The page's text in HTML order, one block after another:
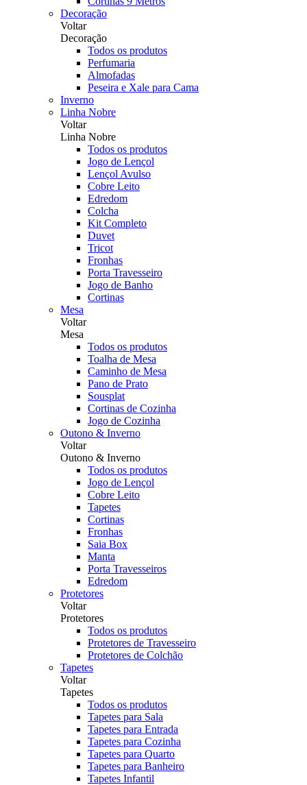
Decoração
Voltar
Decoração
Todos os produtos
Perfumaria
Almofadas
Peseira e Xale para Cama
Inverno
Linha Nobre
Voltar
Linha Nobre
Todos os produtos
Jogo de Lençol
Lençol Avulso
Cobre Leito
Edredom
Colcha
Kit Completo
Duvet
Tricot
Fronhas
Porta Travesseiro
Jogo de Banho
Cortinas
Mesa
Voltar
Mesa
Todos os produtos
Toalha de Mesa
Caminho de Mesa
Pano de Prato
Sousplat
Cortinas de Cozinha
Jogo de Cozinha
Outono & Inverno
Voltar
Outono & Inverno
Todos os produtos
Jogo de Lençol
Cobre Leito
Tapetes
Cortinas
Fronhas
Saia Box
Manta
Porta Travesseiros
Edredom
Protetores
Voltar
Protetores
Todos os produtos
Protetores de Travesseiro
Protetores de Colchão
Tapetes
Voltar
Tapetes
Todos os produtos
Tapetes para Sala
Tapetes para Entrada
Tapetes para Cozinha
Tapetes para Quarto
Tapetes para Banheiro
Tapetes Infantil